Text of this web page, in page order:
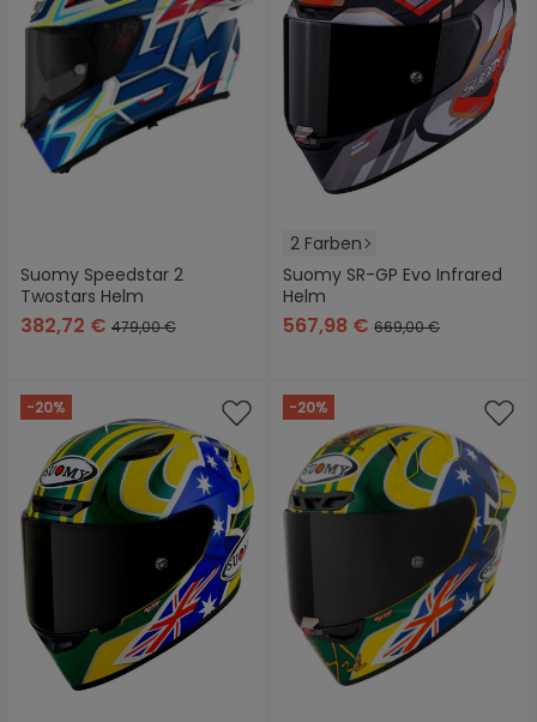
Suomy Speedstar 2
Twostars Helm
382,72 € 479,00 €
2 Farben
Suomy SR-GP Evo Infrared
Helm
567,98 € 669,00 €
-20% -20%